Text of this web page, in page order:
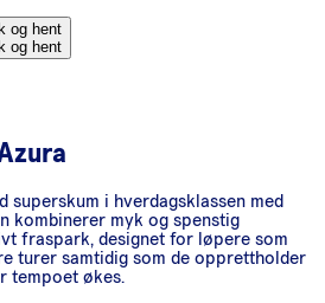
og hent
og hent
superskum i hverdagsklassen med
kombinerer myk og spenstig
fraspark, designet for løpere som
turer samtidig som de opprettholder
tempoet økes.